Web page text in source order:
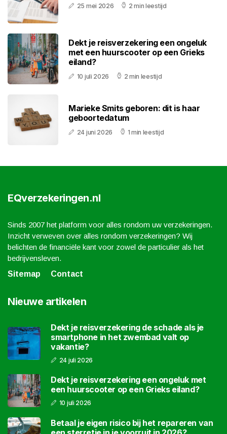
25 mei 2026 2 min leestijd
Dekt je reisverzekering een ongeluk
met een huurscooter op een Grieks
eiland?
10 juli 2026 2 min leestijd
Marieke Smits geboren: dit is haar
geboortedatum
24 juni 2026 1 min leestijd
EQverzekeringen.nl
Sinds 2007 het platform voor alles rondom uw verzekeringen.
Inzicht verweven over alles rondom verzekeringen? Wij
belichten de financiële kant voor zowel de particulier als het
bedrijvensleven.
Sitemap
Contact
Nieuwe artikelen
Dekt je reisverzekering de schade als je
smartphone in het zwembad valt op
vakantie?
24 juli 2026
Dekt je reisverzekering een ongeluk met
een huurscooter op een Grieks eiland?
10 juli 2026
Betaal je eigen risico bij het repareren van